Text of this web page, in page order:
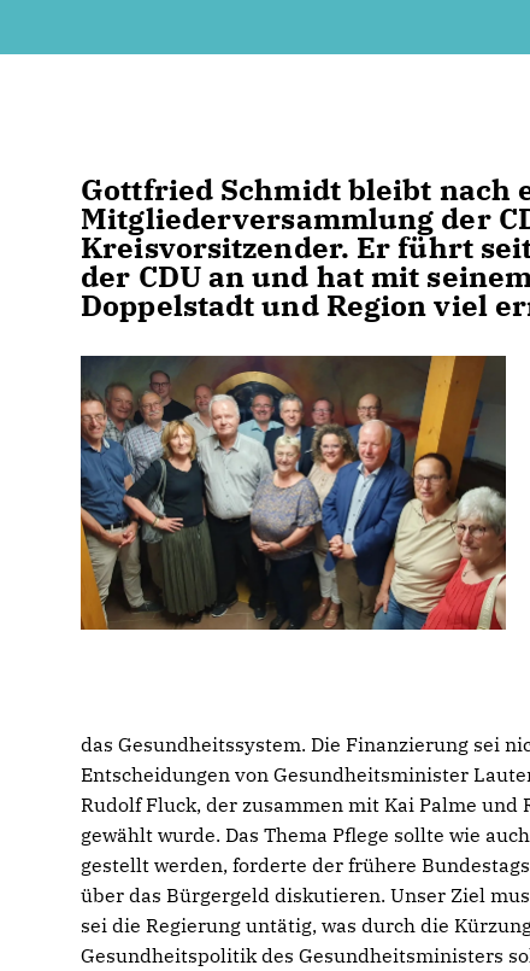
Gottfried Schmidt bleibt nach
Mitgliederversammlung der
Kreisvorsitzender. Er führt
der CDU an und hat mit
Doppelstadt und Region viel
das Gesundheitssystem. Die Finanzierung sei
Entscheidungen von Gesundheitsminister
Rudolf Fluck, der zusammen mit Kai Palme
gewählt wurde. Das Thema Pflege sollte wie
gestellt werden, forderte der frühere
über das Bürgergeld diskutieren. Unser Ziel
sei die Regierung untätig, was durch die
Gesundheitspolitik des Gesundheitsministers